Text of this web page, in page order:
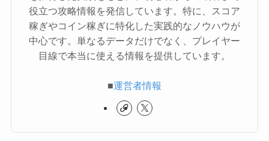
役立つ攻略情報を発信しています。特に、スコア
稼ぎやコイン稼ぎに特化した実践的なノウハウが
中心です。単なるデータだけでなく、プレイヤー
目線で本当に使える情報を提供しています。
■運営者情報